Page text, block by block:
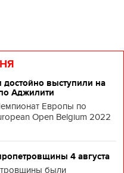
достойно выступили на
Аджилити
Европы по
Open Belgium 2022
4 августа
были